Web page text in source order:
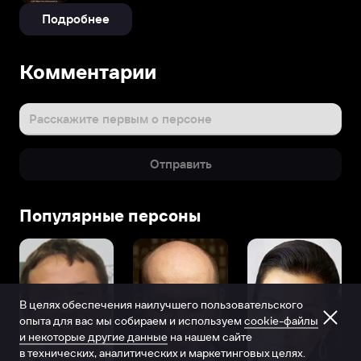
Подробнее
Комментарии
Расскажите первым о персоне
Отправить
Популярные персоны
В целях обеспечения наилучшего пользовательского
опыта для вас мы собираем и используем cookie-файлы
и некоторые другие данные на нашем сайте
в технических, аналитических и маркетинговых целях.